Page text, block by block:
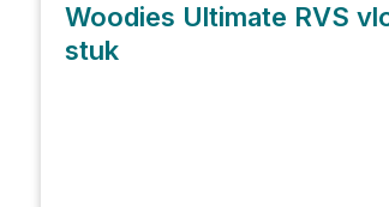
Woodies Ultimate RVS
stuk